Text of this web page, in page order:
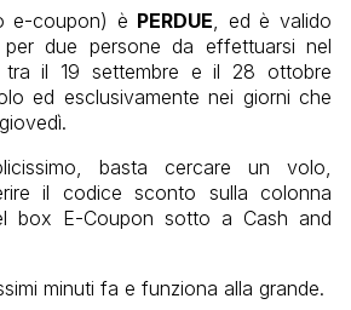
e-coupon) è PERDUE, ed è valido
due persone da effettuarsi nel
tra il 19 settembre e il 28 ottobre
ed esclusivamente nei giorni che
basta cercare un volo,
il codice sconto sulla colonna
box E-Coupon sotto a Cash and
minuti fa e funziona alla grande.